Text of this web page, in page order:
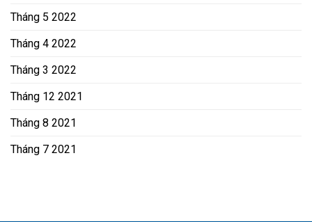
Tháng 5 2022
Tháng 4 2022
Tháng 3 2022
Tháng 12 2021
Tháng 8 2021
Tháng 7 2021